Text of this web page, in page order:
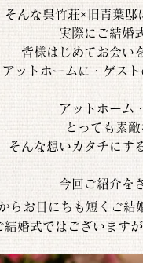
そんな呉竹荘×旧青葉
実際にご結婚
皆様はじめてお会い
アットホームに・ゲス
アットホーム
とっても素
そんな想いカタチにす
今回ご紹介を
らお日にちも短くご結
結婚式ではございます